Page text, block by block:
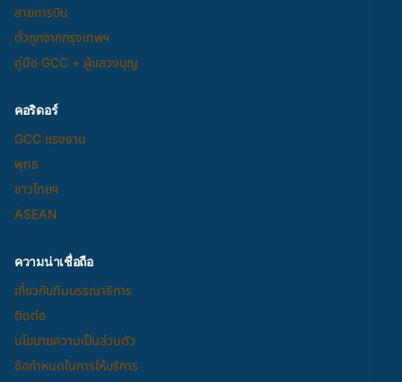
สายการบิน
ตั๋วถูกจากกรุงเทพฯ
คู่มือ GCC + ผู้แสวงบุญ
คอริดอร์
GCC แรงงาน
พุทธ
ชาวไทยฯ
ASEAN
ความน่าเชื่อถือ
เกี่ยวกับทีมบรรณาธิการ
ติดต่อ
นโยบายความเป็นส่วนตัว
ข้อกำหนดในการให้บริการ